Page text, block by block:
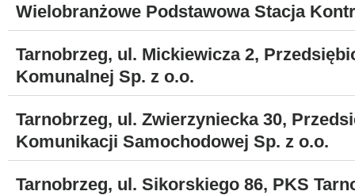
Wielobranżowe Podstawowa Stacja
Tarnobrzeg, ul. Mickiewicza 2,
Komunalnej Sp. z o.o.
Tarnobrzeg, ul. Zwierzyniecka 30,
Komunikacji Samochodowej Sp. z o.o.
Tarnobrzeg, ul. Sikorskiego 86, PKS